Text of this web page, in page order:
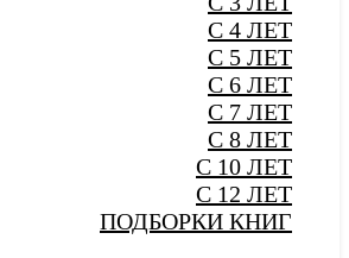
С 4 ЛЕТ
С 5 ЛЕТ
С 6 ЛЕТ
С 7 ЛЕТ
С 8 ЛЕТ
С 10 ЛЕТ
С 12 ЛЕТ
ПОДБОРКИ КНИГ